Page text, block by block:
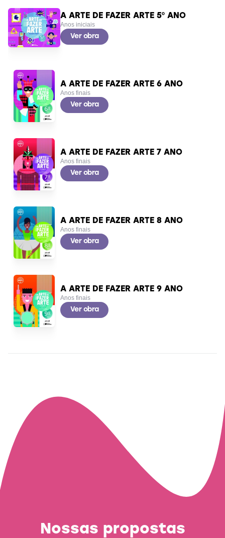
A ARTE DE FAZER ARTE 5º ANO
Anos iniciais
Ver obra
A ARTE DE FAZER ARTE 6 ANO
Anos finais
Ver obra
A ARTE DE FAZER ARTE 7 ANO
Anos finais
Ver obra
A ARTE DE FAZER ARTE 8 ANO
Anos finais
Ver obra
A ARTE DE FAZER ARTE 9 ANO
Anos finais
Ver obra
Nossas propostas